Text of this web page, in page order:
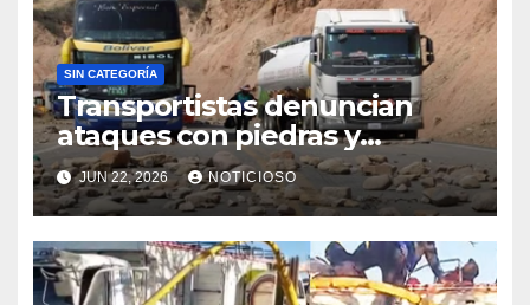
SIN CATEGORÍA
Transportistas denuncian
ataques con piedras y
dinamita en la ruta Llavini
durante operativos de
desbloqueo
JUN 22, 2026 NOTICIOSO